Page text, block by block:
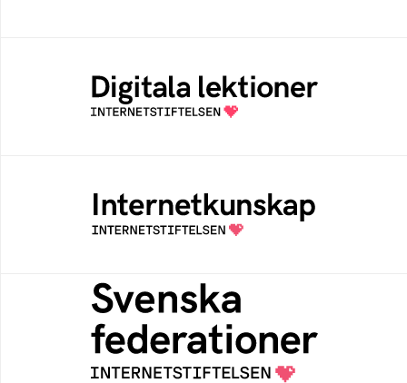
Öppen digital lärresurs med färdiga lektioner
för alla stadier i grundskolan
Samlad kunskap som hjälper dig att bli en
säker och medveten internetanvändare
Svenska federationer
Grunden för medlemskap i en sektors- eller
kontextspecifik federation